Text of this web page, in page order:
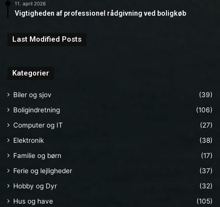
11. april 2026
Vigtigheden af professionel rådgivning ved boligkøb
Last Modified Posts
Kategorier
Biler og sjov
(39)
Boligindretning
(106)
Computer og IT
(27)
Elektronik
(38)
Familie og børn
(17)
Ferie og lejligheder
(37)
Hobby og Dyr
(32)
Hus og have
(105)